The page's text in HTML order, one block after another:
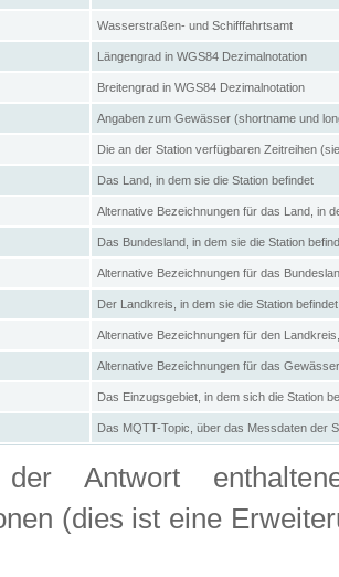
Wasserstraßen- und Schifffahrtsamt
Längengrad in WGS84 Dezimalnotation
Breitengrad in WGS84 Dezimalnotation
Angaben zum Gewässer (shortname und
Die an der Station verfügbaren Zeitreihen
Das Land, in dem sie die Station befindet
Alternative Bezeichnungen für das Land, in
Das Bundesland, in dem sie die Station
Alternative Bezeichnungen für das
Der Landkreis, in dem sie die Station befindet
Alternative Bezeichnungen für den
Alternative Bezeichnungen für das
Das Einzugsgebiet, in dem sich die Station
Das MQTT-Topic, über das Messdaten der
Antwort
(dies ist eine